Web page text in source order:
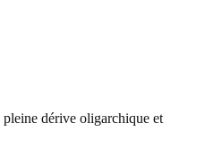
dérive oligarchique et